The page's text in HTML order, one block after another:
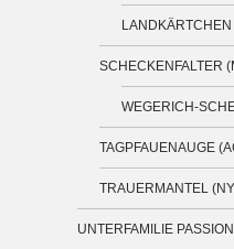
SCHECKENFALTER
WEGERICH-
TAGPFAUENAUGE
TRAUERMANTEL
UNTERFAMILIE